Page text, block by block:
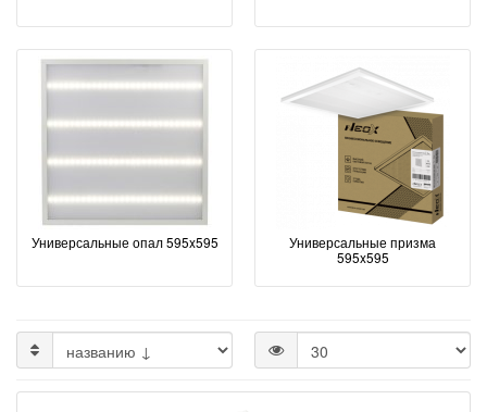
Универсальные опал 595x595
Универсальные призма
595x595